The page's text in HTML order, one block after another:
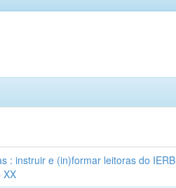
: instruir e (in)formar leitoras do IERB
XX